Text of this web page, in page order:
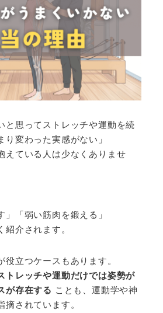
と思ってストレッチや運動を続
り変わった実感がない」
えている人は少なくありませ
」「弱い筋肉を鍛える」
紹介されます。
役立つケースもあります。
トレッチや運動だけでは姿勢が
が存在する ことも、運動学や神
摘されています。